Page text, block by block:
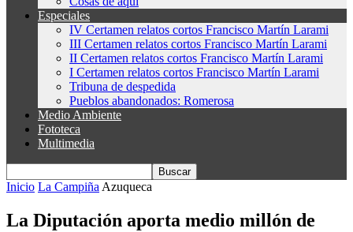
Especiales
IV Certamen relatos cortos Francisco Martín Larami
III Certamen relatos cortos Francisco Martín Larami
II Certamen relatos cortos Francisco Martín Larami
I Certamen relatos cortos Francisco Martín Larami
Tribuna de despedida
Pueblos abandonados: Romerosa
Medio Ambiente
Fototeca
Multimedia
Inicio La Campiña Azuqueca
La Diputación aporta medio millón de